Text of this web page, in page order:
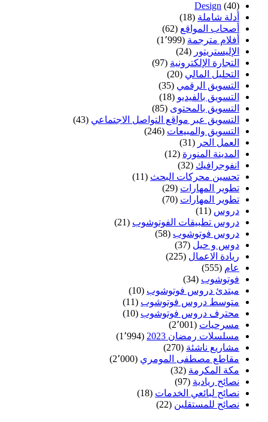
Design (40)
أدلة شاملة (18)
أصحاب المواقع (62)
أفلام مترجمة (1٬999)
الإليستريتور (24)
التجارة الإلكترونية (97)
التحليل المالي (20)
التسويق الرقمي (35)
التسويق بالفيديو (18)
التسويق بالمحتوى (85)
التسويق عبر مواقع التواصل الاجتماعي (43)
التسويق والمبيعات (246)
العمل الحر (31)
المدينة المنورة (12)
انفوجرافيك (32)
تحسين محركات البحث (11)
تطوير المهارات (29)
تطوير المهارات (70)
دروس (11)
دروس تطبيقات الفوتوشوب (21)
دروس فوتوشوب (58)
دوس و حيل (37)
ريادة الاعمال (225)
عام (555)
فوتوشوب (34)
مبتدئ دروس فوتوشوب (10)
متوسط دروس فوتوشوب (11)
محترف دروس فوتوشوب (10)
مسرحيات (2٬001)
مسلسلات رمضان 2023
(1٬994)
مشاريع ناشئة (270)
مقاطع مصطفى المومري (2٬000)
مكة المكرمة (32)
نصائح ريادية (97)
نصائح لبائعي الخدمات (18)
نصائح للمستقلين (22)